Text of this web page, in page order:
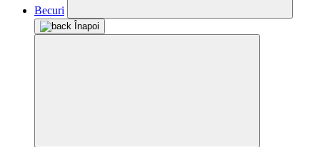
Becuri
Înapoi